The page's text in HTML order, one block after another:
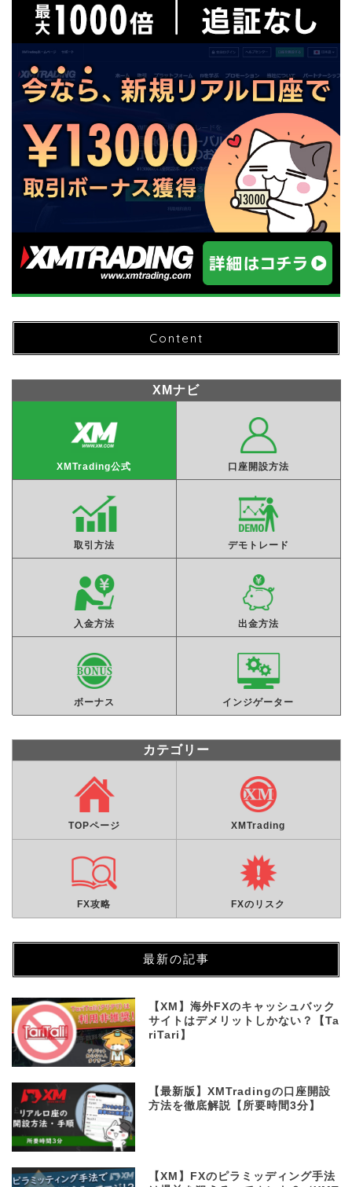
Content
XMナビ
XMTrading公式 口座開設方法
取引方法 デモトレード
入金方法 出金方法
ボーナス インジゲーター
カテゴリー
TOPページ XMTrading
FX攻略 FXのリスク
最新の記事
【XM】海外FXのキャッシュバック
サイトはデメリットしかない？【Ta
riTari】
【最新版】XMTradingの口座開設
方法を徹底解説【所要時間3分】
【XM】FXのピラミッディング手法